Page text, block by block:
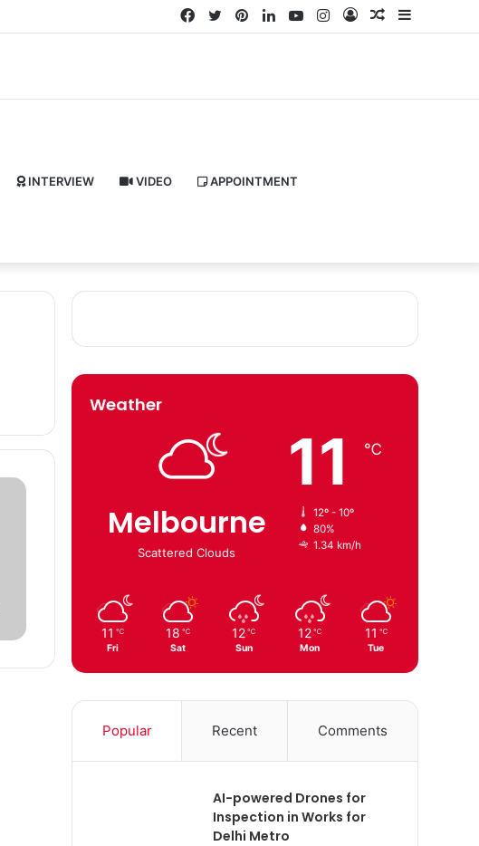
Random
Log
Instagram
YouTube
LinkedIn
Pinterest
Twitter
Facebook
INTERVIEW VIDEO APPOINTMENT
Weather
Melbourne
Scattered Clouds
11 ℃
12º - 10º
80%
1.34 km/h
11 ℃
Fri
18 ℃
Sat
12 ℃
Sun
12 ℃
Mon
11 ℃
Tue
Popular Recent Comments
AI-powered Drones for
Inspection in Works for
Delhi Metro